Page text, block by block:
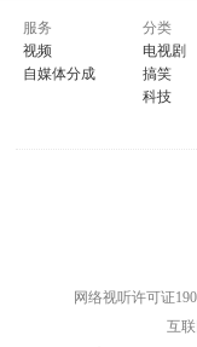
服务
视频
自媒体分成
分类
电视剧
搞笑
科技
网络视听许可证
互